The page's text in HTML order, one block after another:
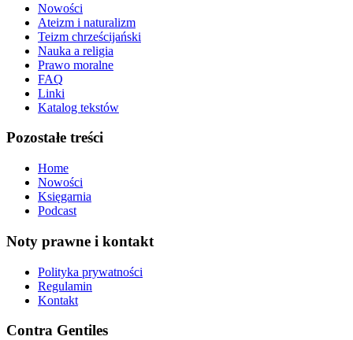
Nowości
Ateizm i naturalizm
Teizm chrześcijański
Nauka a religia
Prawo moralne
FAQ
Linki
Katalog tekstów
Pozostałe treści
Home
Nowości
Księgarnia
Podcast
Noty prawne i kontakt
Polityka prywatności
Regulamin
Kontakt
Contra Gentiles